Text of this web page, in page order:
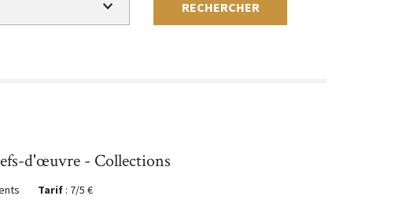
RECHERCHER
d'œuvre - Collections
Tarif : 7/5 €